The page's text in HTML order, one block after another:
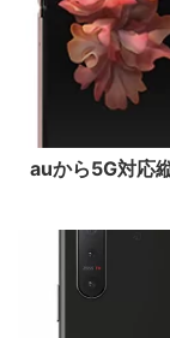
auから5G対応